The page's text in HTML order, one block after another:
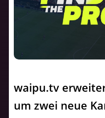
waipu.tv
um zwei neue